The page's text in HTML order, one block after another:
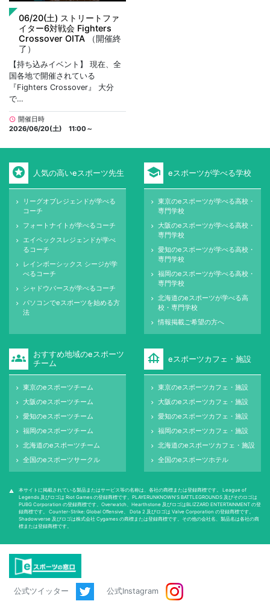
06/20(土) ストリートファ
イター6対戦会 Fighters
Crossover OITA （開催終
了）
【持ち込みイベント】 現在、全
国各地で開催されている
『Fighters Crossover』 大分
で…
schedule 開催日時
2026/06/20(土) 11:00～
stars 人気の高いeスポーツ先生
keyboard_arrow_right
リーグオブレジェンドが学べる
コーチ
keyboard_arrow_right フォートナイトが学べるコーチ
keyboard_arrow_right
エイペックスレジェンドが学べ
るコーチ
keyboard_arrow_right
レインボーシックス シージが学
べるコーチ
keyboard_arrow_right シャドウバースが学べるコーチ
keyboard_arrow_right
パソコンでeスポーツを始める方
法
school eスポーツが学べる学校
keyboard_arrow_right
東京のeスポーツが学べる高校・
専門学校
keyboard_arrow_right
大阪のeスポーツが学べる高校・
専門学校
keyboard_arrow_right
愛知のeスポーツが学べる高校・
専門学校
keyboard_arrow_right
福岡のeスポーツが学べる高校・
専門学校
keyboard_arrow_right
北海道のeスポーツが学べる高
校・専門学校
keyboard_arrow_right 情報掲載ご希望の方へ
groups
おすすめ地域のeスポーツ
チーム
keyboard_arrow_right 東京のeスポーツチーム
keyboard_arrow_right 大阪のeスポーツチーム
keyboard_arrow_right 愛知のeスポーツチーム
keyboard_arrow_right 福岡のeスポーツチーム
keyboard_arrow_right 北海道のeスポーツチーム
keyboard_arrow_right 全国のeスポーツサークル
foundation eスポーツカフェ・施設
keyboard_arrow_right 東京のeスポーツカフェ・施設
keyboard_arrow_right 大阪のeスポーツカフェ・施設
keyboard_arrow_right 愛知のeスポーツカフェ・施設
keyboard_arrow_right 福岡のeスポーツカフェ・施設
keyboard_arrow_right 北海道のeスポーツカフェ・施設
keyboard_arrow_right 全国のeスポーツホテル
warning
本サイトに掲載されている製品またはサービス等の名称は、各社の商標または登録商標です。 League of
Legends 及びロゴは Riot Games の登録商標です。PLAYERUNKNOWN'S BATTLEGROUNDS 及びそのロゴは
PUBG Corporation の登録商標です。Overwatch、Hearthstone 及びロゴはBLIZZARD ENTERTAINMENT の登
録商標です。 Counter-Strike: Global Oﬀensive、 Dota 2 及びロゴは Valve Corporation の登録商標です。
Shadowverse 及びロゴは株式会社 Cygames の商標または登録商標です。その他の会社名、製品名は各社の商
標または登録商標です。
公式ツイッター 公式Instagram